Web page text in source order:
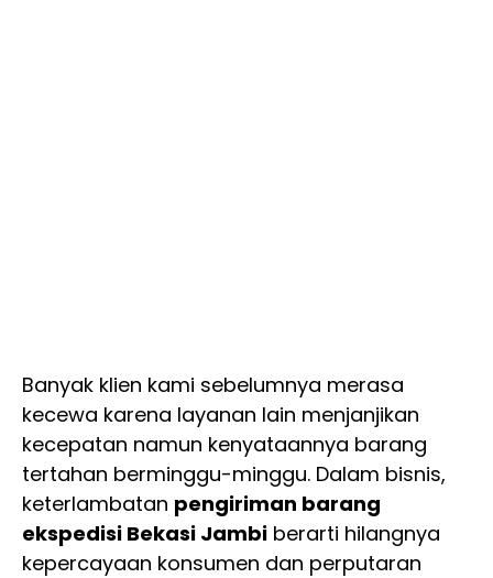
Banyak klien kami sebelumnya merasa
kecewa karena layanan lain menjanjikan
kecepatan namun kenyataannya barang
tertahan berminggu-minggu. Dalam bisnis,
keterlambatan pengiriman barang
ekspedisi Bekasi Jambi berarti hilangnya
kepercayaan konsumen dan perputaran